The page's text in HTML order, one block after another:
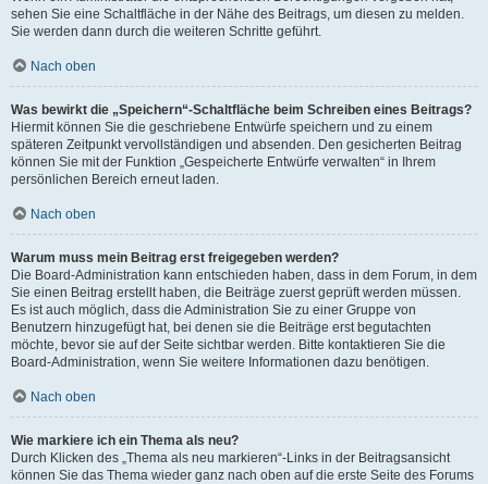
sehen Sie eine Schaltfläche in der Nähe des Beitrags, um diesen zu melden.
Sie werden dann durch die weiteren Schritte geführt.
Nach oben
Was bewirkt die „Speichern“-Schaltfläche beim Schreiben eines Beitrags?
Hiermit können Sie die geschriebene Entwürfe speichern und zu einem
späteren Zeitpunkt vervollständigen und absenden. Den gesicherten Beitrag
können Sie mit der Funktion „Gespeicherte Entwürfe verwalten“ in Ihrem
persönlichen Bereich erneut laden.
Nach oben
Warum muss mein Beitrag erst freigegeben werden?
Die Board-Administration kann entschieden haben, dass in dem Forum, in dem
Sie einen Beitrag erstellt haben, die Beiträge zuerst geprüft werden müssen.
Es ist auch möglich, dass die Administration Sie zu einer Gruppe von
Benutzern hinzugefügt hat, bei denen sie die Beiträge erst begutachten
möchte, bevor sie auf der Seite sichtbar werden. Bitte kontaktieren Sie die
Board-Administration, wenn Sie weitere Informationen dazu benötigen.
Nach oben
Wie markiere ich ein Thema als neu?
Durch Klicken des „Thema als neu markieren“-Links in der Beitragsansicht
können Sie das Thema wieder ganz nach oben auf die erste Seite des Forums